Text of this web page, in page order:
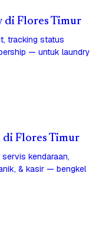
di Flores Timur
tracking status
— untuk laundry
di Flores Timur
kendaraan,
& kasir — bengkel